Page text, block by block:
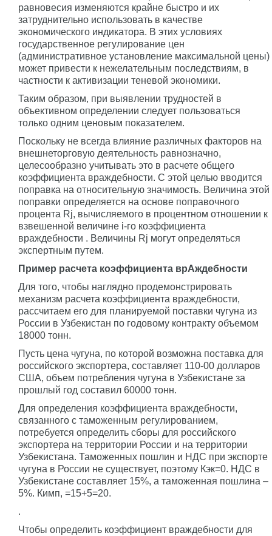
равновесия изменяются крайне быстро и их
затруднительно использовать в качестве
экономического индикатора. В этих условиях
государственное регулирование цен
(административное установление максимальной цены)
может привести к нежелательным последствиям, в
частности к активизации теневой экономики.
Таким образом, при выявлении трудностей в
объективном определении следует пользоваться
только одним ценовым показателем.
Поскольку не всегда влияние различных факторов на
внешнеторговую деятельность равнозначно,
целесообразно учитывать это в расчете общего
коэффициента враждебности. С этой целью вводится
поправка на относительную значимость. Величина этой
поправки определяется на основе поправочного
процента Rj, вычисляемого в процентном отношении к
взвешенной величине i-го коэффициента
враждебности . Величины Rj могут определяться
экспертным путем.
Пример расчета коэффициента врАждебности
Для того, чтобы наглядно продемонстрировать
механизм расчета коэффициента враждебности,
рассчитаем его для планируемой поставки чугуна из
России в Узбекистан по годовому контракту объемом
18000 тонн.
Пусть цена чугуна, по которой возможна поставка для
российского экспортера, составляет 110-00 долларов
США, объем потребления чугуна в Узбекистане за
прошлый год составил 60000 тонн.
Для определения коэффициента враждебности,
связанного с таможенным регулированием,
потребуется определить сборы для российского
экспортера на территории России и на территории
Узбекистана. Таможенных пошлин и НДС при экспорте
чугуна в России не существует, поэтому Кэк=0. НДС в
Узбекистане составляет 15%, а таможенная пошлина –
5%. Кимп, =15+5=20.
.
Чтобы определить коэффициент враждебности для